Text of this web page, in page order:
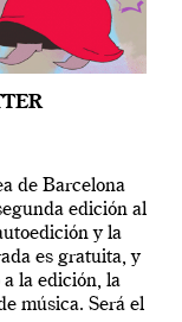
de Barcelona
edición al
y la
es gratuita, y
la edición, la
música. Será el